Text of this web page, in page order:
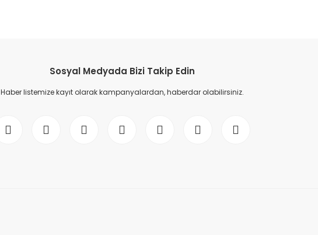
Sosyal Medyada Bizi Takip Edin
Haber listemize kayıt olarak kampanyalardan, haberdar olabilirsiniz.